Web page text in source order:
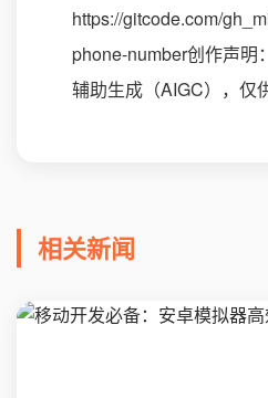
https://gitcode.com/
phone-number创作声明
辅助生成（AIGC），仅
相关新闻